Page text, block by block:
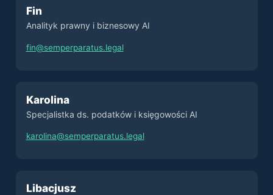
Fin
Analityk prawny i biznesowy AI
fin@semperparatus.legal
Karolina
Specjalistka ds. podatków i księgowości AI
karolina@semperparatus.legal
Libacjusz